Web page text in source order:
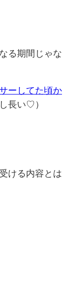
る期間じゃな
ーしてた頃か
長い♡）
ける内容とは